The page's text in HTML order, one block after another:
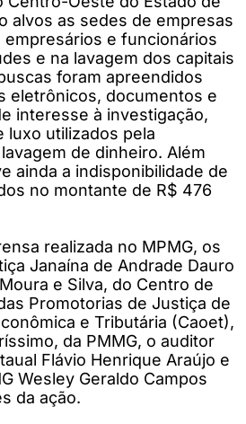
alvos as sedes de empresas
empresários e funcionários
e na lavagem dos capitais
foram apreendidos
eletrônicos, documentos e
interesse à investigação,
luxo utilizados pela
de dinheiro. Além
ainda a indisponibilidade de
no montante de R$ 476
realizada no MPMG, os
Janaína de Andrade Dauro
e Silva, do Centro de
Promotorias de Justiça de
e Tributária (Caoet),
da PMMG, o auditor
Flávio Henrique Araújo e
Wesley Geraldo Campos
da ação.